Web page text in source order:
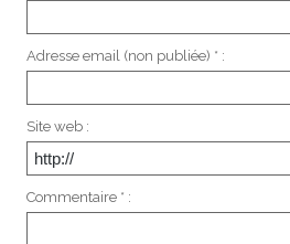
Adresse email (non publiée) * :
Site web :
Commentaire * :